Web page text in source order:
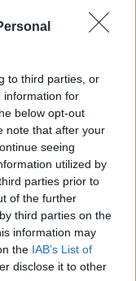
to third parties, or
information for
below opt-out
note that after your
seeing
utilized by
parties prior to
of the further
third parties on the
information may
the IAB’s List of
disclose it to other
sem segít